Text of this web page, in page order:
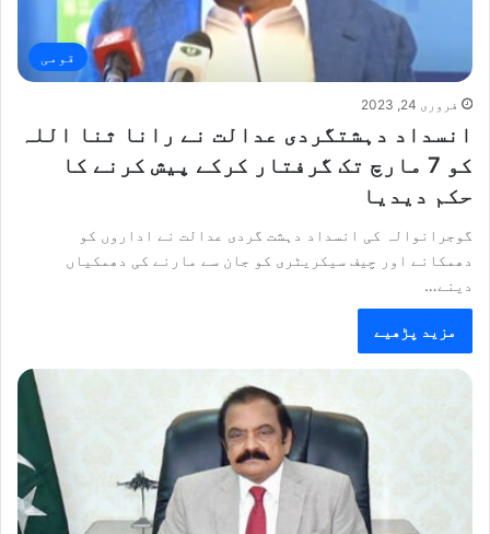
قومی
فروری 24, 2023
انسداد دہشتگردی عدالت نے رانا ثنا اللہ
کو 7 مارچ تک گرفتار کرکے پیش کرنے کا
حکم دیدیا
گوجرانوالہ کی انسداد دہشت گردی عدالت نے اداروں کو
دھمکانے اور چیف سیکریٹری کو جان سے مارنے کی دھمکیاں
دینے…
مزید پڑھیے